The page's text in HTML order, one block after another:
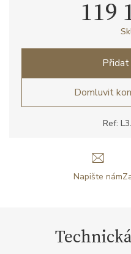
Ref:
119
Přidat
Domluvit
Napište nám